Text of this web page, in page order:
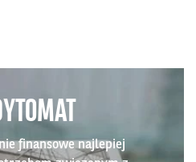
finansowe najlepiej